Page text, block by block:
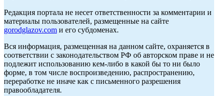
Редакция портала не несет ответственности за комментарии и
материалы пользователей, размещенные на сайте
gorodglazov.com и его субдоменах.
Вся информация, размещенная на данном сайте, охраняется в
соответствии с законодательством РФ об авторском праве и не
подлежит использованию кем-либо в какой бы то ни было
форме, в том числе воспроизведению, распространению,
переработке не иначе как с письменного разрешения
правообладателя.